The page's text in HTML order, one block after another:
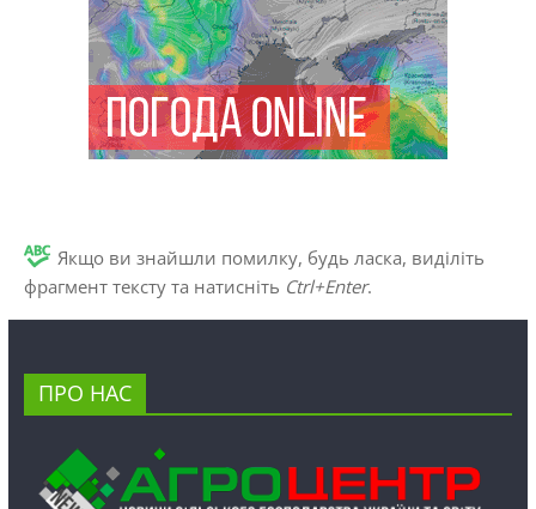
Якщо ви знайшли помилку, будь ласка, виділіть
фрагмент тексту та натисніть Ctrl+Enter.
ПРО НАС